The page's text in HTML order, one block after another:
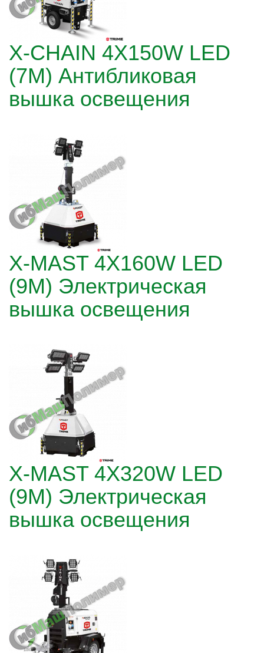
X-CHAIN 4X150W LED
(7М) Антибликовая
вышка освещения
X-MAST 4X160W LED
(9М) Электрическая
вышка освещения
X-MAST 4X320W LED
(9М) Электрическая
вышка освещения